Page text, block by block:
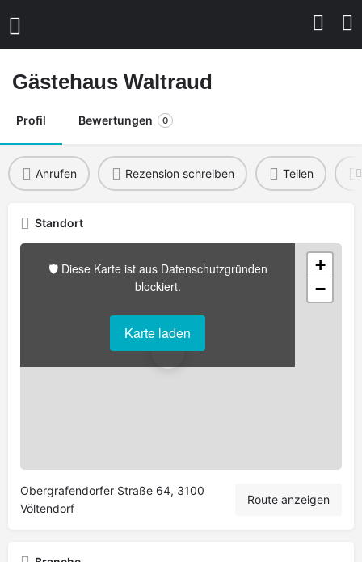
Gästehaus Waltraud
Profil Bewertungen 0
Anrufen Rezension schreiben Teilen
Standort
🛡️ Diese Karte ist aus Datenschutzgründen
blockiert.
Karte laden
+
−
Obergrafendorfer Straße 64, 3100
Völtendorf
Route anzeigen